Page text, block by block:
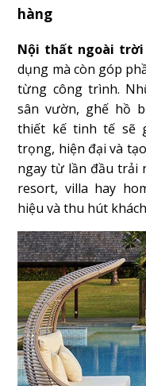
hàng
Nội thất ngoài trời
dụng mà còn góp
từng công trình.
sân vườn, ghế hồ
thiết kế tinh tế sẽ
trọng, hiện đại và
ngay từ lần đầu trải
resort, villa hay
hiệu và thu hút